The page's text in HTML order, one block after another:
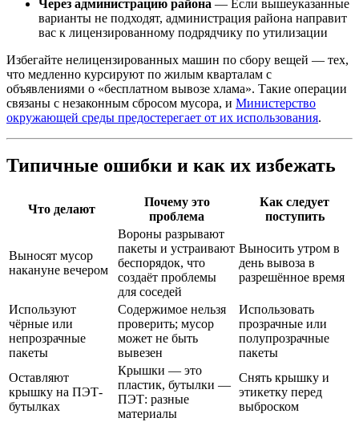
Через администрацию района — Если вышеуказанные
варианты не подходят, администрация района направит
вас к лицензированному подрядчику по утилизации
Избегайте нелицензированных машин по сбору вещей — тех,
что медленно курсируют по жилым кварталам с
объявлениями о «бесплатном вывозе хлама». Такие операции
связаны с незаконным сбросом мусора, и Министерство
окружающей среды предостерегает от их использования.
Типичные ошибки и как их избежать
Что делают
Почему это
проблема
Как следует
поступить
Выносят мусор
накануне вечером
Вороны разрывают
пакеты и устраивают
беспорядок, что
создаёт проблемы
для соседей
Выносить утром в
день вывоза в
разрешённое время
Используют
чёрные или
непрозрачные
пакеты
Содержимое нельзя
проверить; мусор
может не быть
вывезен
Использовать
прозрачные или
полупрозрачные
пакеты
Оставляют
крышку на ПЭТ-
бутылках
Крышки — это
пластик, бутылки —
ПЭТ: разные
материалы
Снять крышку и
этикетку перед
выброском